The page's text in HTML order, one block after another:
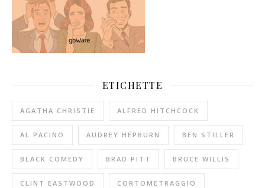
ETICHETTE
AGATHA CHRISTIE ALFRED HITCHCOCK
AL PACINO AUDREY HEPBURN BEN STILLER
BLACK COMEDY BRAD PITT BRUCE WILLIS
CLINT EASTWOOD CORTOMETRAGGIO